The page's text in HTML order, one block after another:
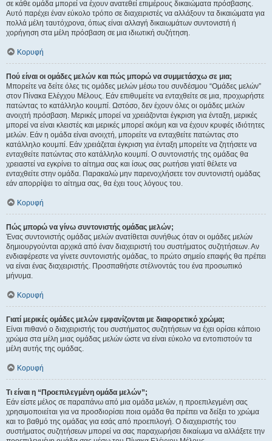
σε κάθε ομάδα μπορεί να έχουν ανατεθεί επιμέρους δικαιώματα πρόσβασης.
Αυτό παρέχει έναν εύκολο τρόπο σε διαχειριστές να αλλάξουν τα δικαιώματα για
πολλά μέλη ταυτόχρονα, όπως είναι αλλαγή δικαιωμάτων συντονιστή ή
χορήγηση στα μέλη πρόσβαση σε μια ιδιωτική συζήτηση.
Κορυφή
Πού είναι οι ομάδες μελών και πώς μπορώ να συμμετάσχω σε μια;
Μπορείτε να δείτε όλες τις ομάδες μελών μέσω του συνδέσμου “Ομάδες μελών”
στον Πίνακα Ελέγχου Μέλους. Εάν επιθυμείτε να ενταχθείτε σε μια, προχωρήστε
πατώντας το κατάλληλο κουμπί. Ωστόσο, δεν έχουν όλες οι ομάδες μελών
ανοιχτή πρόσβαση. Μερικές μπορεί να χρειάζονται έγκριση για ένταξη, μερικές
μπορεί να είναι κλειστές και μερικές μπορεί ακόμη και να έχουν κρυφές ιδιότητες
μελών. Εάν η ομάδα είναι ανοιχτή, μπορείτε να ενταχθείτε πατώντας στο
κατάλληλο κουμπί. Εάν χρειάζεται έγκριση για ένταξη μπορείτε να ζητήσετε να
ενταχθείτε πατώντας στο κατάλληλο κουμπί. Ο συντονιστής της ομάδας θα
χρειαστεί να εγκρίνει το αίτημα σας και ίσως σας ρωτήσει γιατί θέλετε να
ενταχθείτε στην ομάδα. Παρακαλώ μην παρενοχλήσετε τον συντονιστή ομάδας
εάν απορρίψει το αίτημα σας, θα έχει τους λόγους του.
Κορυφή
Πώς μπορώ να γίνω συντονιστής ομάδας μελών;
Ένας συντονιστής ομάδας μελών ανατίθεται συνήθως όταν οι ομάδες μελών
δημιουργούνται αρχικά από έναν διαχειριστή του συστήματος συζητήσεων. Αν
ενδιαφέρεστε να γίνετε συντονιστής ομάδας, το πρώτο σημείο επαφής θα πρέπει
να είναι ένας διαχειριστής. Προσπαθήστε στέλνοντάς του ένα προσωπικό
μήνυμα.
Κορυφή
Γιατί μερικές ομάδες μελών εμφανίζονται με διαφορετικό χρώμα;
Είναι πιθανό ο διαχειριστής του συστήματος συζητήσεων να έχει ορίσει κάποιο
χρώμα στα μέλη μιας ομάδας μελών ώστε να είναι εύκολο να εντοπιστούν τα
μέλη αυτής της ομάδας.
Κορυφή
Τι είναι η “Προεπιλεγμένη ομάδα μελών”;
Εάν είστε μέλος σε παραπάνω από μια ομάδα μελών, η προεπιλεγμένη σας
χρησιμοποιείται για να προσδιορίσει ποια ομάδα θα πρέπει να δείξει το χρώμα
και το βαθμό της ομάδας για εσάς από προεπιλογή. Ο διαχειριστής του
συστήματος συζητήσεων μπορεί να σας παραχωρήσει δικαίωμα να αλλάξετε την